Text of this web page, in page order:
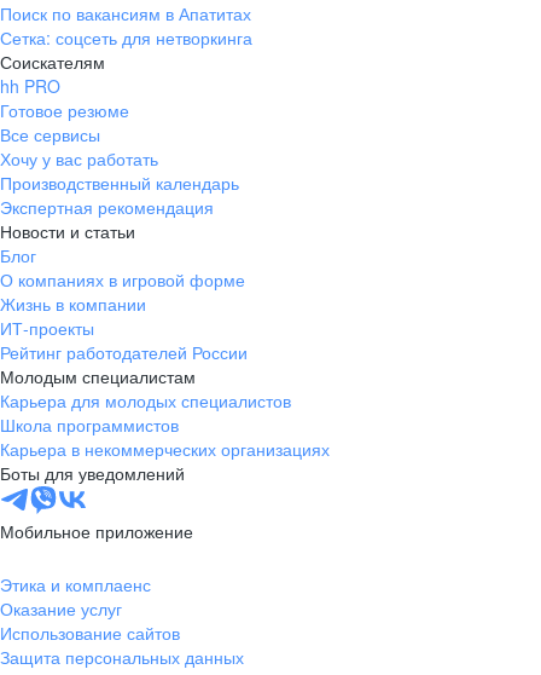
Поиск по вакансиям в Апатитах
Сетка: соцсеть для нетворкинга
Соискателям
hh PRO
Готовое резюме
Все сервисы
Хочу у вас работать
Производственный календарь
Экспертная рекомендация
Новости и статьи
Блог
О компаниях в игровой форме
Жизнь в компании
ИТ-проекты
Рейтинг работодателей России
Молодым специалистам
Карьера для молодых специалистов
Школа программистов
Карьера в некоммерческих организациях
Боты для уведомлений
Мобильное приложение
Этика и комплаенс
Оказание услуг
Использование сайтов
Защита персональных данных